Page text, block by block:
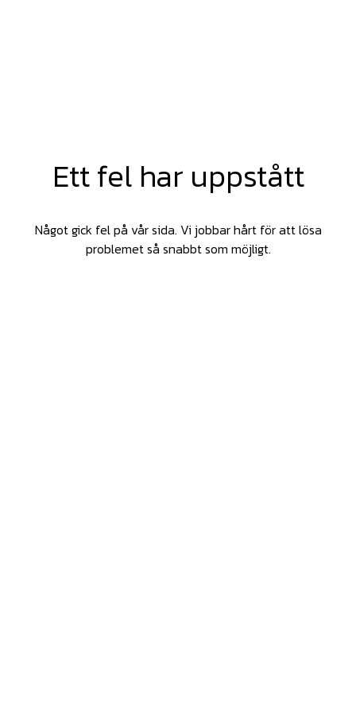
Ett fel har uppstått
Något gick fel på vår sida. Vi jobbar hårt för att lösa
problemet så snabbt som möjligt.